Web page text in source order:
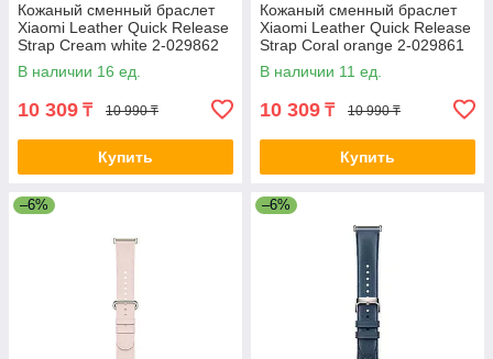
Кожаный сменный браслет
Xiaomi Leather Quick Release
Strap Cream white 2-029862
M2307AS1
В наличии 16 ед.
10 309 ₸ 10 990 ₸
Купить
Кожаный сменный браслет
Xiaomi Leather Quick Release
Strap Coral orange 2-029861
M2307AS1
В наличии 11 ед.
10 309 ₸ 10 990 ₸
Купить
–6% –6%